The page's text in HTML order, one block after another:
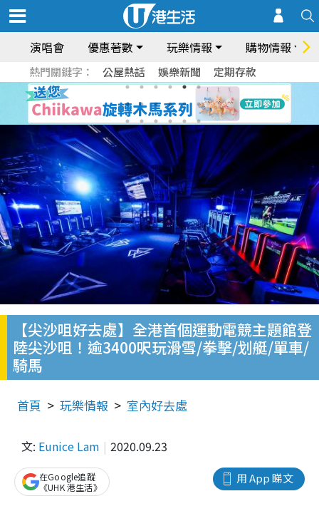
演唱會 優惠著數 玩樂情報 購物情報
熱門關鍵字： 公屋熱話 娛樂新聞 定期存款
【尖沙咀好去處】全港首個運動電競主題館登
陸尖沙咀！逾3400呎玩滑雪/拳擊/划艇/單車/
騎馬
首頁 玩樂情報 室內好去處
文: Eunice Lam 2020.09.23
用 App 睇文
在Google追蹤
《UHK 港生活》